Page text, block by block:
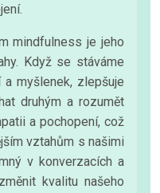
mindfulness je jeho
Když se stáváme
myšlenek, zlepšuje
druhým a rozumět
a pochopení, což
vztahům s našimi
v konverzacích a
kvalitu našeho